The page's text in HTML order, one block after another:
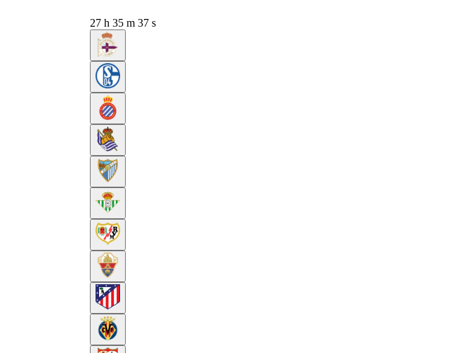
27 h 35 m 36 s